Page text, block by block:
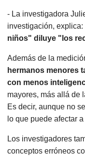
- La investigadora
investigación,
niños" diluye "los
Además de la
hermanos menores
con menos
mayores, más allá de
Es decir, aunque no
lo que puede afectar
Los investigadores
conceptos erróneos